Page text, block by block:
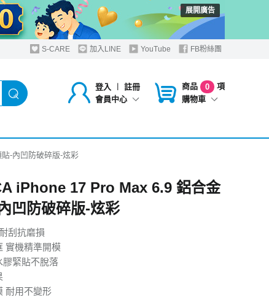
展開廣告
S-CARE 加入LINE YouTube FB粉絲團
登入 ︱
註冊
會員中心
商品 0
項
購物車
-內凹防破碎版-炫彩
iPhone 17 Pro Max 6.9 鋁合金
凹防破碎版-炫彩
刮抗磨損
實機精準開模
膠緊貼不脫落
耐用不變形